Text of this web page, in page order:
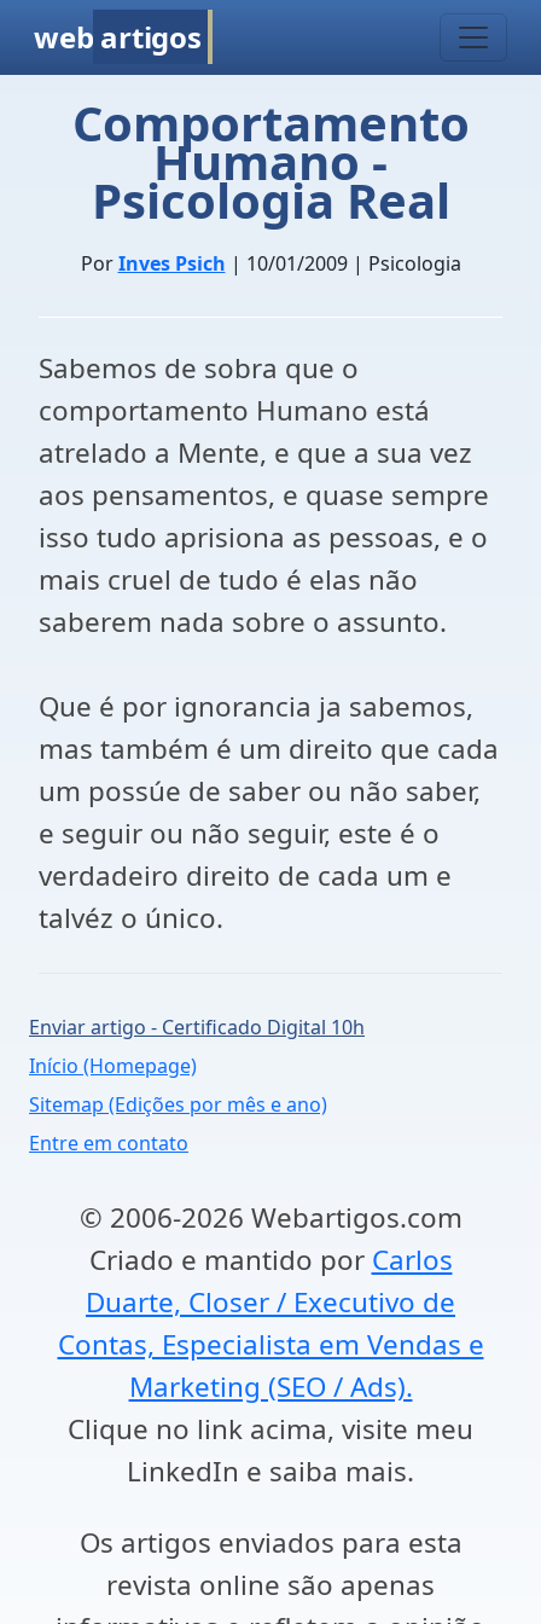
web artigos
Comportamento
Humano -
Psicologia Real
PorInves Psich | 10/01/2009 | Psicologia
Sabemos de sobra que o
comportamento Humano está
atrelado a Mente, e que a sua vez
aos pensamentos, e quase sempre
isso tudo aprisiona as pessoas, e o
mais cruel de tudo é elas não
saberem nada sobre o assunto.
Que é por ignorancia ja sabemos,
mas também é um direito que cada
um possúe de saber ou não saber,
e seguir ou não seguir, este é o
verdadeiro direito de cada um e
talvéz o único.
Enviar artigo - Certificado Digital 10h
Início (Homepage)
Sitemap (Edições por mês e ano)
Entre em contato
© 2006-2026 Webartigos.com
Criado e mantido por Carlos
Duarte, Closer / Executivo de
Contas, Especialista em Vendas e
Marketing (SEO / Ads).
Clique no link acima, visite meu
LinkedIn e saiba mais.
Os artigos enviados para esta
revista online são apenas